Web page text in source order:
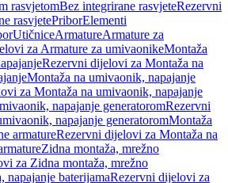
rasvjetomBez integrirane rasvjeteRezervni
rasvjetePriborElementi
UtičniceArmatureArmature za
za Armature za umivaonikeMontaža
Rezervni dijelovi za Montaža na
Montaža na umivaonik, napajanje
za Montaža na umivaonik, napajanje
napajanje generatoromRezervni
napajanje generatoromMontaža
armatureRezervni dijelovi za Montaža na
Zidna montaža, mrežno
za Zidna montaža, mrežno
napajanje baterijamaRezervni dijelovi za